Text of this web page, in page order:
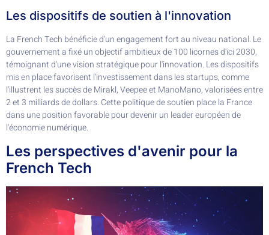
Les dispositifs de soutien à l'innovation
La French Tech bénéficie d'un engagement fort au niveau national. Le
gouvernement a fixé un objectif ambitieux de 100 licornes d'ici 2030,
témoignant d'une vision stratégique pour l'innovation. Les dispositifs
mis en place favorisent l'investissement dans les startups, comme
l'illustrent les succès de Mirakl, Veepee et ManoMano, valorisées entre
2 et 3 milliards de dollars. Cette politique de soutien place la France
dans une position favorable pour devenir un leader européen de
l'économie numérique.
Les perspectives d'avenir pour la
French Tech